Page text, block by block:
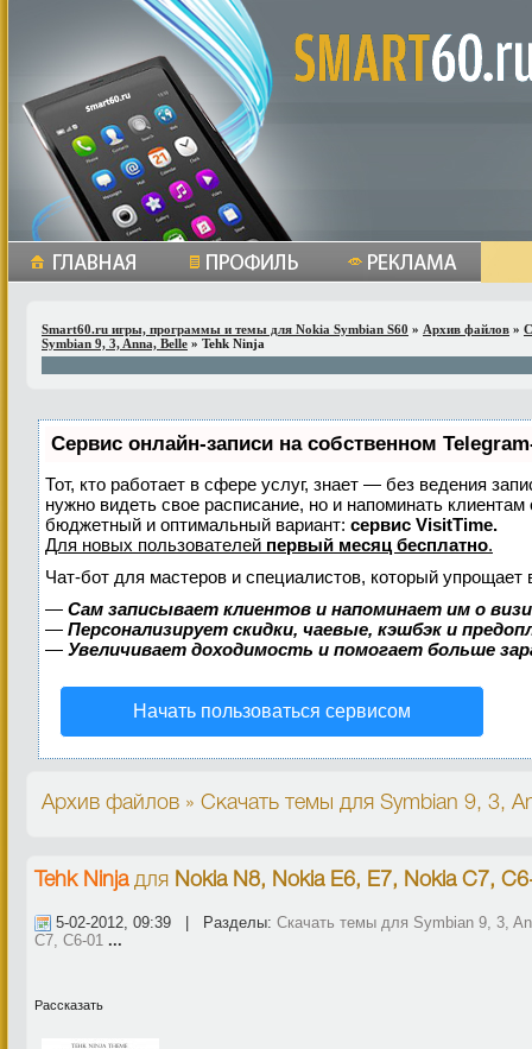
Smart60.ru игры, программы и темы для Nokia Symbian S60 » Архив файлов »
Symbian 9, 3, Anna, Belle » Tehk Ninja
Сервис онлайн-записи на собственном
Тот, кто работает в сфере услуг, знает — без ведения
нужно видеть свое расписание, но и напоминать
бюджетный и оптимальный вариант: сервис VisitTime.
Для новых пользователей первый месяц бесплатно.
Чат-бот для мастеров и специалистов, который упрощает
— Сам записывает клиентов и напоминает им о
— Персонализирует скидки, чаевые, кэшбэк и
— Увеличивает доходимость и помогает больше
Начать пользоваться сервисом
Архив файлов » Скачать темы для Symbian 9, 3,
Tehk Ninja для Nokia N8, Nokia E6, E7, Nokia C7,
5-02-2012, 09:39 | Разделы: Скачать темы для Symbian 9, 3,
C7, C6-01 ...
Рассказать